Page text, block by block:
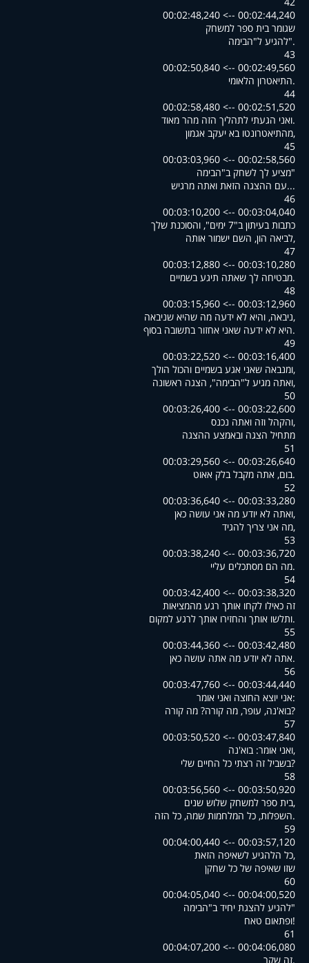
00:02:44,240 --> 00:02:48,240
שגומר בית ספר למשחק
."להגיע ל"הבימה
43
00:02:49,560 --> 00:02:50,840
.התיאטרון הלאומי
44
00:02:51,520 --> 00:02:58,480
.ואני הגעתי לתהליך הזה מהר מאוד
,מהתיאטרונטו בא יעקב אגמון
45
00:02:58,560 --> 00:03:03,960
"מציע לך לשחק ב"הבימה
...עם ההצגה הזאת ואתה מרגיש
46
00:03:04,040 --> 00:03:10,200
כתבות בעיתון ב"7 ימים", והסוכנת שלך
,לביאה הון, השם ישמור אותה
47
00:03:10,280 --> 00:03:12,880
.מבטיחה לך שאתה תיגע בשמיים
48
00:03:12,960 --> 00:03:15,960
,ניבאה, והיא לא ידעה מה שהיא שניבאה
.היא לא ידעה שאני אחזור בתשובה בסוף
49
00:03:16,400 --> 00:03:22,520
,ומנבאה שאני אגע בשמיים והכול הולך
,ואתה מגיע ל"הבימה", הצגה ראשונה
50
00:03:22,600 --> 00:03:26,400
,והקהל וזה ואתה נכנס
מתחיל הצגה ובאמצע ההצגה
51
00:03:26,640 --> 00:03:29,560
.בום, אתה מקבל בלק אאוט
52
00:03:33,280 --> 00:03:36,640
,ואתה לא יודע מה אני עושה כאן
,מה אני צריך להגיד
53
00:03:36,720 --> 00:03:38,240
.מה הם מסתכלים עליי
54
00:03:38,320 --> 00:03:42,400
זה כאילו לקחו אותך רגע מהמציאות
.ותלשו אותך והחזירו אותך לרגע למקום
55
00:03:42,480 --> 00:03:44,360
.אתה לא יודע מה אתה עושה כאן
56
00:03:44,440 --> 00:03:47,760
:אני יוצא החוצה ואני אומר
?בוא'נה, עופר, מה קורה? מה קורה
57
00:03:47,840 --> 00:03:50,520
,ואני אומר: בוא'נה
?בשביל זה רצתי כל החיים שלי
58
00:03:50,920 --> 00:03:56,560
,בית ספר למשחק שלוש שנים
.השפלות, כל המלחמות שמה, כל הזה
59
00:03:57,120 --> 00:04:00,440
,כל הלהגיע לשאיפה הזאת
שזו שאיפה של כל שחקן
60
00:04:00,520 --> 00:04:05,040
"להגיע להצגת יחיד ב"הבימה
!ופתאום טאח
61
00:04:06,080 --> 00:04:07,200
.זה שקר